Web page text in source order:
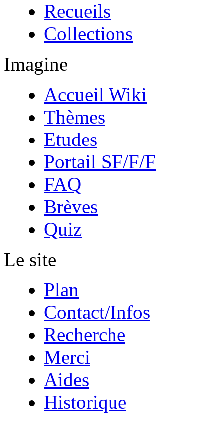
Recueils
Collections
Imagine
Accueil Wiki
Thèmes
Etudes
Portail SF/F/F
FAQ
Brèves
Quiz
Le site
Plan
Contact/Infos
Recherche
Merci
Aides
Historique